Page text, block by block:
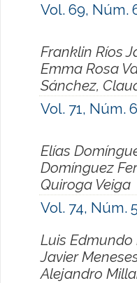
Vol. 69, Núm.
Franklin Ríos
Emma Rosa
Sánchez,
Vol. 71, Núm.
Elías
Domínguez
Quiroga Veiga
Vol. 74, Núm.
Luis Edmundo
Javier
Alejandro